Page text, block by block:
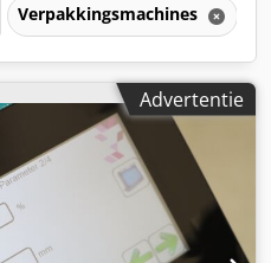
Verpakkingsmachines
Advertentie